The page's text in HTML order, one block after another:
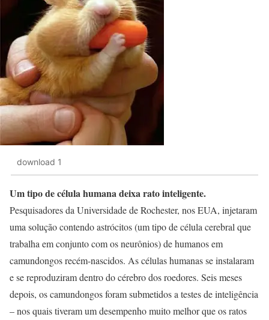
download 1
Um tipo de célula humana deixa rato inteligente.
Pesquisadores da Universidade de Rochester, nos EUA, injetaram
uma solução contendo astrócitos (um tipo de célula cerebral que
trabalha em conjunto com os neurônios) de humanos em
camundongos recém-nascidos. As células humanas se instalaram
e se reproduziram dentro do cérebro dos roedores. Seis meses
depois, os camundongos foram submetidos a testes de inteligência
– nos quais tiveram um desempenho muito melhor que os ratos